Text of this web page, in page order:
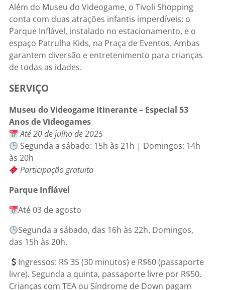
Além do Museu do Videogame, o Tivoli Shopping
conta com duas atrações infantis imperdíveis: o
Parque Inflável, instalado no estacionamento, e o
espaço Patrulha Kids, na Praça de Eventos. Ambas
garantem diversão e entretenimento para crianças
de todas as idades.
SERVIÇO
Museu do Videogame Itinerante – Especial 53
Anos de Videogames
Até 20 de julho de 2025
Segunda a sábado: 15h às 21h | Domingos: 14h
às 20h
Participação gratuita
Parque Inflável
Até 03 de agosto
Segunda a sábado, das 16h às 22h. Domingos,
das 15h às 20h.
Ingressos: R$ 35 (30 minutos) e R$60 (passaporte
livre). Segunda a quinta, passaporte livre por R$50.
Crianças com TEA ou Síndrome de Down pagam